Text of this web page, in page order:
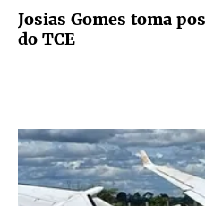
Josias Gomes toma
do TCE